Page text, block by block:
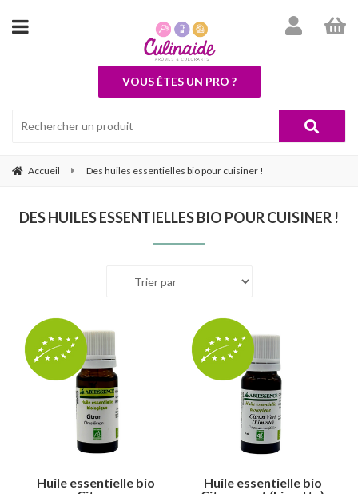
VOUS ÊTES UN PRO ?
Accueil Des huiles essentielles bio pour cuisiner !
DES HUILES ESSENTIELLES BIO POUR CUISINER !
Huile essentielle bio
Huile essentielle bio